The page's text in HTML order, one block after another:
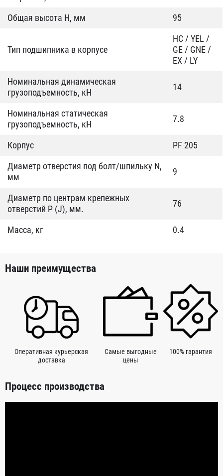
Общая высота H, мм
95
Тип подшипника в корпусе
HC / YEL /
GE / GNE /
EX / LY
Номинальная динамическая
грузоподъемность, кН
14
Номинальная статическая
грузоподъемность, кН
7.8
Корпус
PF 205
Диаметр отверстия под болт/шпильку N,
мм
9
Диаметр по центрам крепежных
отверстий P (J), мм.
76
Масса, кг 0.4
Наши преимущества
Оперативная курьерская
доставка
Самые выгодные
цены
100% гарантия
Процесс производства